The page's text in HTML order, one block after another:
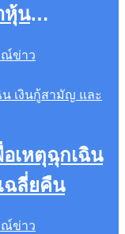
หุ้น
งคับข้อ 47
ณ์ข่าว
อเหตุฉุกเฉิน
ฉลี่ยคืน
ณ์ข่าว